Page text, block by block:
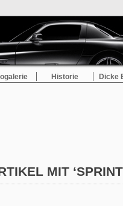
Historie Dicke
MIT